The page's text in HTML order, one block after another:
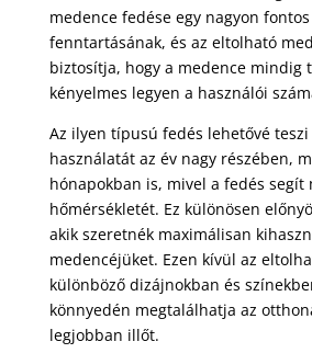
medence fedése egy nagyon
fenntartásának, és az eltolható
biztosítja, hogy a medence mindig
kényelmes legyen a használói
Az ilyen típusú fedés lehetővé
használatát az év nagy részében,
hónapokban is, mivel a fedés segít
hőmérsékletét. Ez különösen
akik szeretnék maximálisan
medencéjüket. Ezen kívül az
különböző dizájnokban és
könnyedén megtalálhatja az
legjobban illőt.